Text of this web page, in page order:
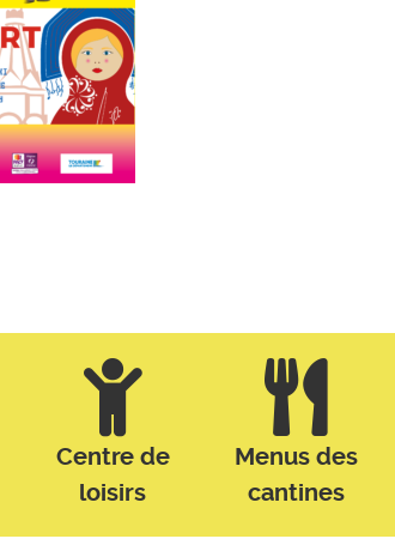
Centre de
loisirs
Menus des
cantines